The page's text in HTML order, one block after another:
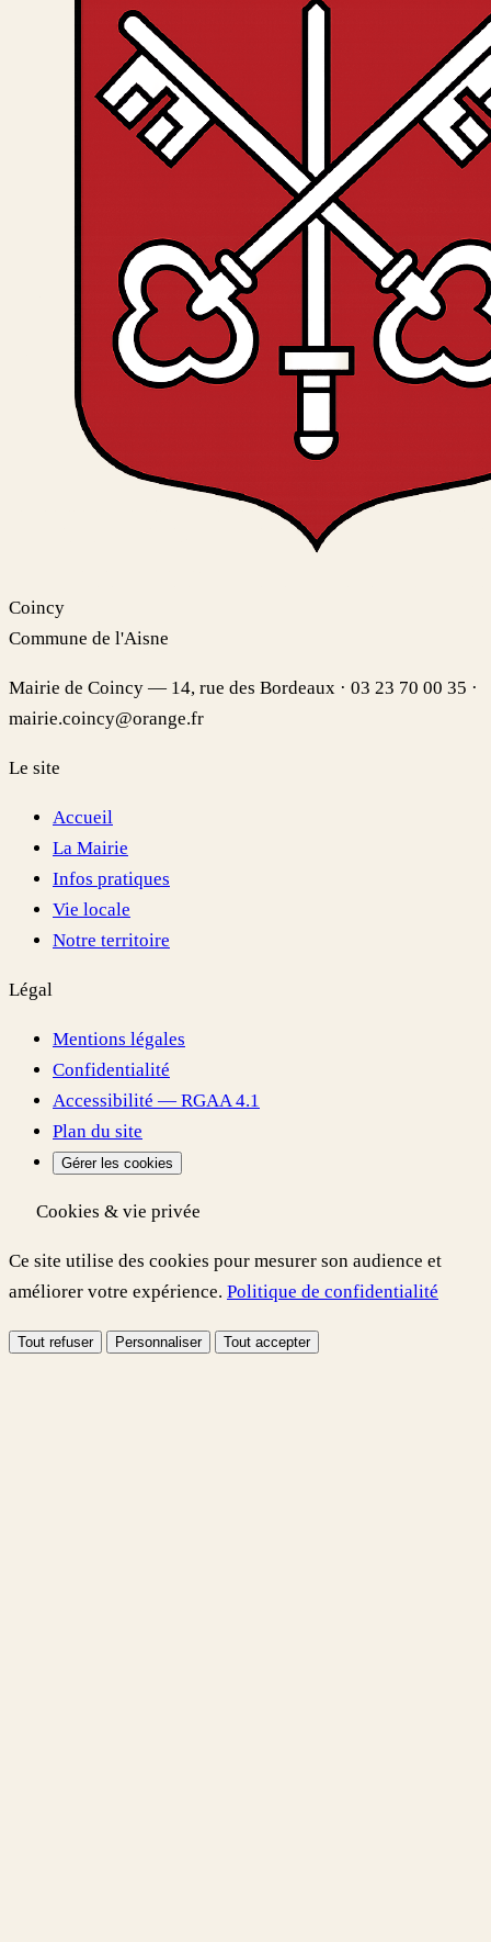
Coincy
Commune de l'Aisne
Mairie de Coincy — 14, rue des Bordeaux · 03 23 70 00 35 ·
mairie.coincy@orange.fr
Le site
Accueil
La Mairie
Infos pratiques
Vie locale
Notre territoire
Légal
Mentions légales
Confidentialité
Accessibilité — RGAA 4.1
Plan du site
Gérer les cookies
Cookies & vie privée
Ce site utilise des cookies pour mesurer son audience et
améliorer votre expérience. Politique de confidentialité
Tout refuser Personnaliser Tout accepter